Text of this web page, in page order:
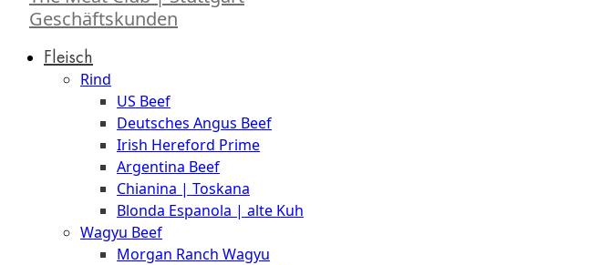
Geschäftskunden
Fleisch
Rind
US Beef
Deutsches Angus Beef
Irish Hereford Prime
Argentina Beef
Chianina | Toskana
Blonda Espanola | alte Kuh
Wagyu Beef
Morgan Ranch Wagyu